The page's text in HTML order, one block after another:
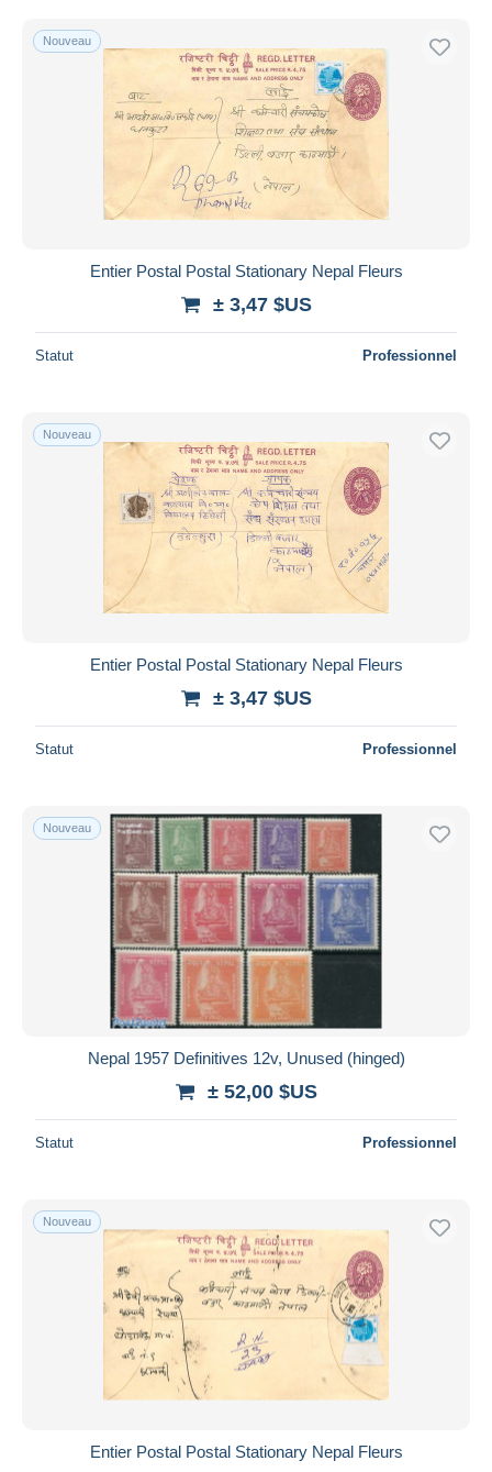
Nouveau
Entier Postal Postal Stationary Nepal Fleurs
± 3,47 $US
Statut Professionnel
Nouveau
Entier Postal Postal Stationary Nepal Fleurs
± 3,47 $US
Statut Professionnel
Nouveau
Nepal 1957 Definitives 12v, Unused (hinged)
± 52,00 $US
Statut Professionnel
Nouveau
Entier Postal Postal Stationary Nepal Fleurs